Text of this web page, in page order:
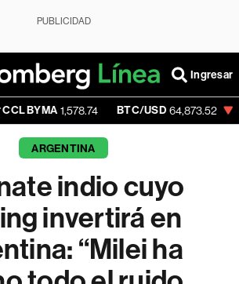
PUBLICIDAD
Ingresar
1,578.74 BTC/USD 64,873.52 -0.10%
ARGENTINA
indio cuyo
invertirá en
“Milei ha